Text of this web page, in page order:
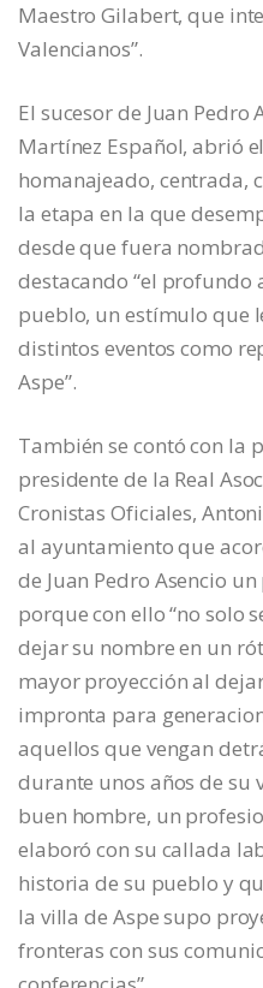
Maestro Gilabert, que
Valencianos”.
El sucesor de Juan Pedro
Martínez Español, abrió
homanajeado, centrada,
la etapa en la que
desde que fuera
destacando “el profundo
pueblo, un estímulo que
distintos eventos como
Aspe”.
También se contó con la
presidente de la Real
Cronistas Oficiales,
al ayuntamiento que
de Juan Pedro Asencio
porque con ello “no solo
dejar su nombre en un
mayor proyección al
impronta para
aquellos que vengan
durante unos años de su
buen hombre, un
elaboró con su callada
historia de su pueblo y
la villa de Aspe supo
fronteras con sus